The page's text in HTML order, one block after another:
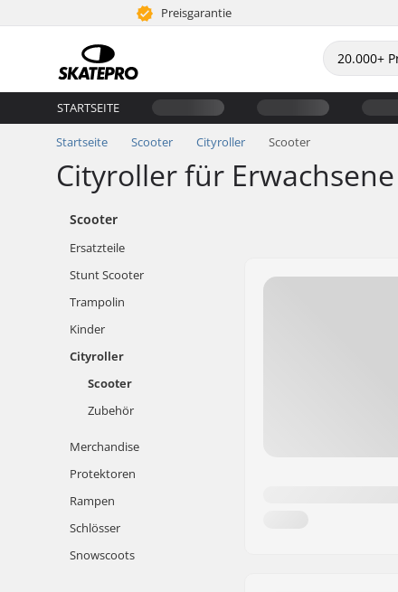
Preisgarantie
STARTSEITE
Startseite Scooter Cityroller Scooter
Cityroller für
Scooter
Ersatzteile
Stunt Scooter
Trampolin
Kinder
Cityroller
Scooter
Zubehör
Merchandise
Protektoren
Rampen
Schlösser
Snowscoots